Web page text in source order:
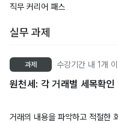
직무 커리어 패스
실무 과제
과제 수강기간 내 1개
원천세: 각 거래별 세목확인
거래의 내용을 파악하고 적절한